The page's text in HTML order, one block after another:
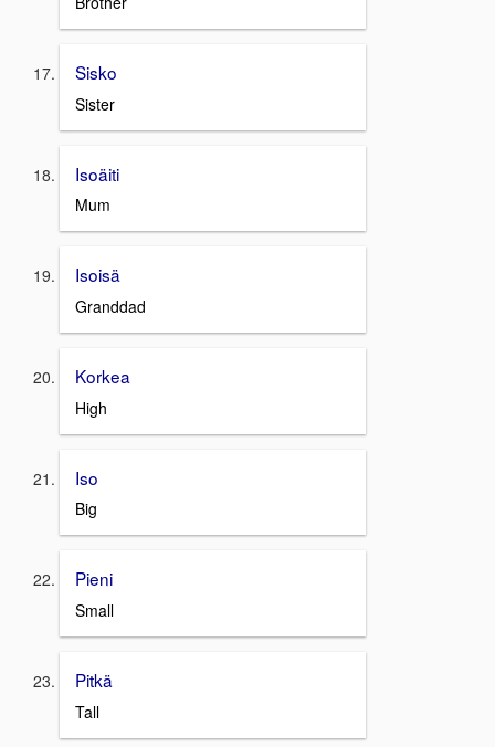
Sisko
Sister
Isoäiti
Mum
Isoisä
Granddad
Korkea
High
Iso
Big
Pieni
Small
Pitkä
Tall